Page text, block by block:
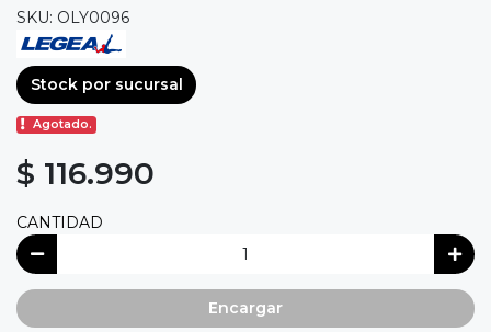
SKU: OLY0096
Stock por sucursal
Agotado.
$ 116.990
CANTIDAD
Encargar